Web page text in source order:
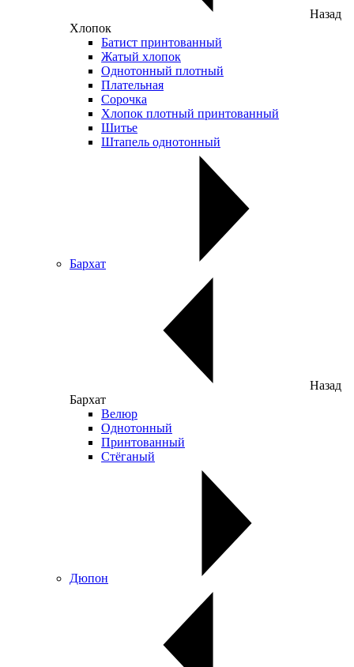
Назад
Хлопок
Батист принтованный
Жатый хлопок
Однотонный плотный
Плательная
Сорочка
Хлопок плотный принтованный
Шитье
Штапель однотонный
Бархат
Назад
Бархат
Велюр
Однотонный
Принтованный
Стёганый
Дюпон